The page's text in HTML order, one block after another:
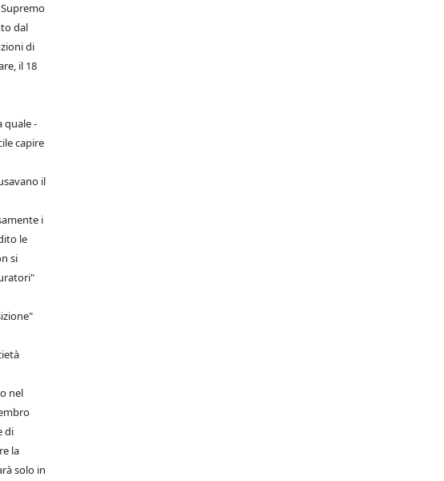
dal
di
il 18
quale -
capire
il
i
le
si
nel
di
la
solo in